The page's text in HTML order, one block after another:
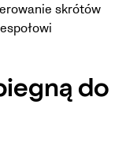
skrótów
do